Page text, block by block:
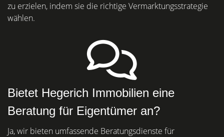
zu erzielen, indem sie die richtige Vermarktungsstrategie
wählen.
Bietet Hegerich Immobilien eine
Beratung für Eigentümer an?
Ja, wir bieten umfassende Beratungsdienste für